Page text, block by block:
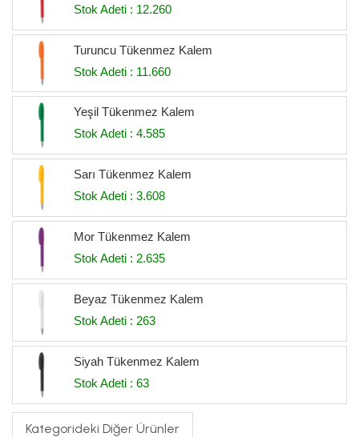
Stok Adeti : 12.260
Turuncu Tükenmez Kalem
Stok Adeti : 11.660
Yeşil Tükenmez Kalem
Stok Adeti : 4.585
Sarı Tükenmez Kalem
Stok Adeti : 3.608
Mor Tükenmez Kalem
Stok Adeti : 2.635
Beyaz Tükenmez Kalem
Stok Adeti : 263
Siyah Tükenmez Kalem
Stok Adeti : 63
Kategorideki Diğer Ürünler